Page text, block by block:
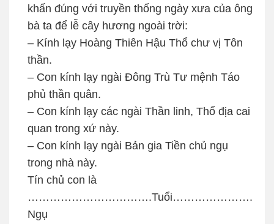
khấn đúng với truyền thống ngày xưa của ông
bà ta để lễ cây hương ngoài trời:
– Kính lạy Hoàng Thiên Hậu Thổ chư vị Tôn
thần.
– Con kính lạy ngài Đông Trù Tư mệnh Táo
phủ thần quân.
– Con kính lạy các ngài Thần linh, Thổ địa cai
quan trong xứ này.
– Con kính lạy ngài Bản gia Tiền chủ ngụ
trong nhà này.
Tín chủ con là
…………………………….Tuổi………………….
Ngụ